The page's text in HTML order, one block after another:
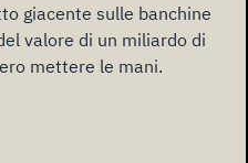
giacente sulle banchine
valore di un miliardo di
mettere le mani.